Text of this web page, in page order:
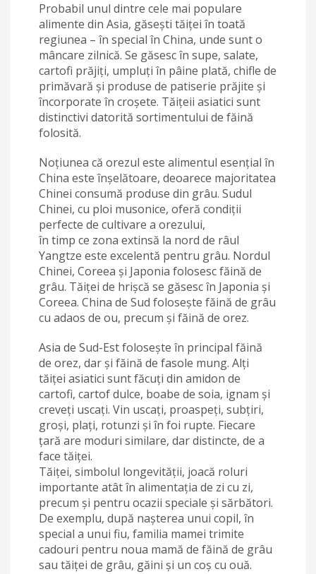
Probabil unul dintre cele mai populare
alimente din Asia, găsești tăiței în toată
regiunea – în special în China, unde sunt o
mâncare zilnică. Se găsesc în supe, salate,
cartofi prăjiți, umpluți în pâine plată, chifle de
primăvară și produse de patiserie prăjite și
încorporate în croșete. Tăițeii asiatici sunt
distinctivi datorită sortimentului de făină
folosită.
Noțiunea că orezul este alimentul esențial în
China este înșelătoare, deoarece majoritatea
Chinei consumă produse din grâu. Sudul
Chinei, cu ploi musonice, oferă condiții
perfecte de cultivare a orezului,
în timp ce zona extinsă la nord de râul
Yangtze este excelentă pentru grâu. Nordul
Chinei, Coreea și Japonia folosesc făină de
grâu. Tăiței de hrișcă se găsesc în Japonia și
Coreea. China de Sud folosește făină de grâu
cu adaos de ou, precum și făină de orez.
Asia de Sud-Est folosește în principal făină
de orez, dar și făină de fasole mung. Alți
tăiței asiatici sunt făcuți din amidon de
cartofi, cartof dulce, boabe de soia, ignam și
creveți uscați. Vin uscați, proaspeți, subțiri,
groși, plați, rotunzi și în foi rupte. Fiecare
țară are moduri similare, dar distincte, de a
face tăiței.
Tăiței, simbolul longevității, joacă roluri
importante atât în alimentația de zi cu zi,
precum și pentru ocazii speciale și sărbători.
De exemplu, după nașterea unui copil, în
special a unui fiu, familia mamei trimite
cadouri pentru noua mamă de făină de grâu
sau tăiței de grâu, găini și un coș cu ouă.